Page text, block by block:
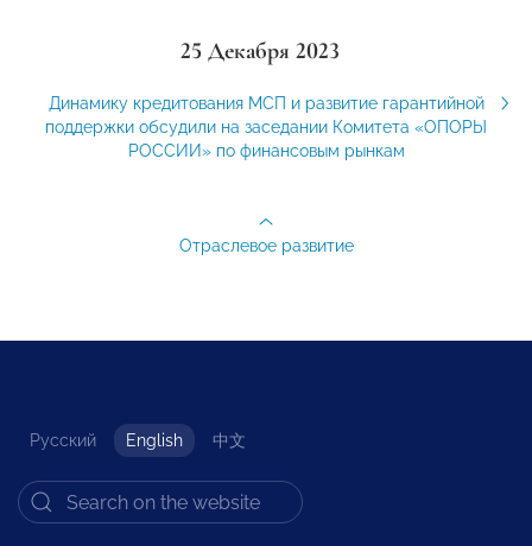
25 Декабря 2023
Динамику кредитования МСП и развитие гарантийной
поддержки обсудили на заседании Комитета «ОПОРЫ
РОССИИ» по финансовым рынкам
Отраслевое развитие
Русский English 中文